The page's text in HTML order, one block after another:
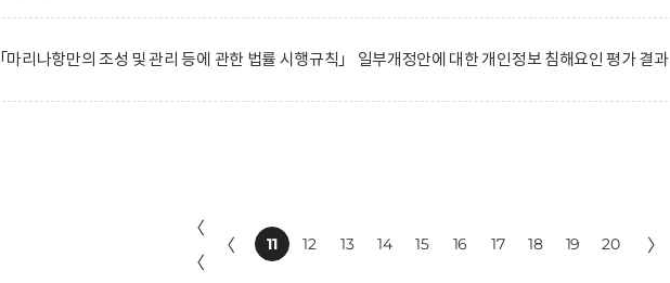
「마리나항만의 조성 및 관리 등에 관한 법률 시행규칙」 일부개정안에 대한 개인정보 침해요인 평가 결과
〈
〈
〈 11 12 13 14 15 16 17 18 19 20 〉